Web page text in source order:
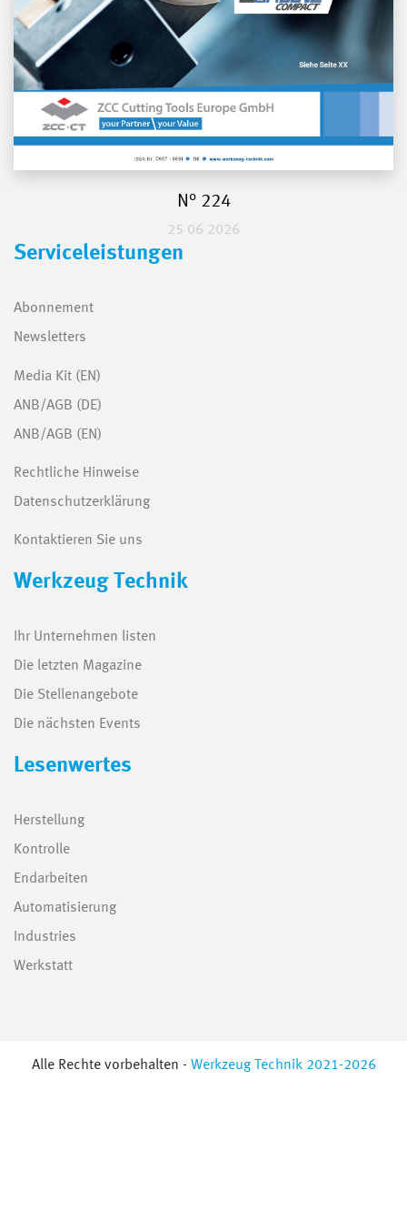
N° 224
25 06 2026
Serviceleistungen
Abonnement
Newsletters
Media Kit (EN)
ANB/AGB (DE)
ANB/AGB (EN)
Rechtliche Hinweise
Datenschutzerklärung
Kontaktieren Sie uns
Werkzeug Technik
Ihr Unternehmen listen
Die letzten Magazine
Die Stellenangebote
Die nächsten Events
Lesenwertes
Herstellung
Kontrolle
Endarbeiten
Automatisierung
Industries
Werkstatt
Alle Rechte vorbehalten - Werkzeug Technik 2021-2026